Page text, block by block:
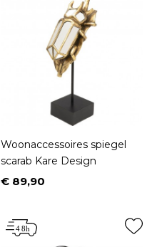
Woonaccessoires spiegel
scarab Kare Design
Prijs
€ 89,90